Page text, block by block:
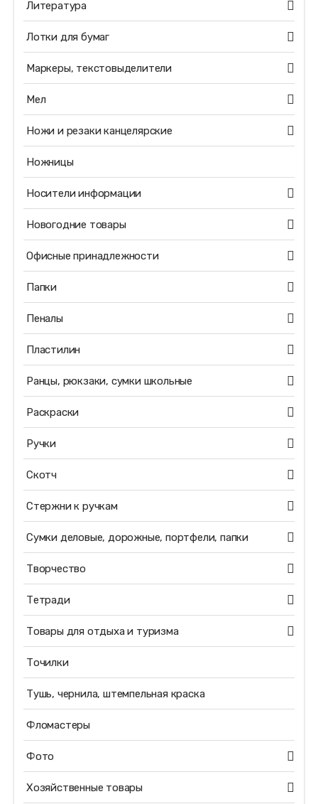
Литература
Лотки для бумаг
Маркеры, текстовыделители
Мел
Ножи и резаки канцелярские
Ножницы
Носители информации
Новогодние товары
Офисные принадлежности
Папки
Пеналы
Пластилин
Ранцы, рюкзаки, сумки школьные
Раскраски
Ручки
Скотч
Стержни к ручкам
Сумки деловые, дорожные, портфели, папки
Творчество
Тетради
Товары для отдыха и туризма
Точилки
Тушь, чернила, штемпельная краска
Фломастеры
Фото
Хозяйственные товары